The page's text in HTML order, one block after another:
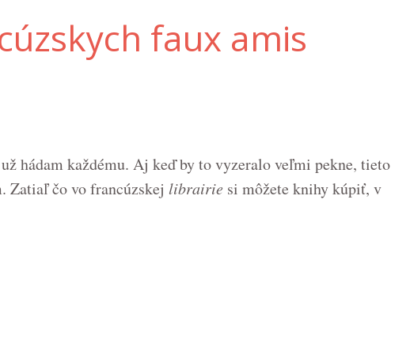
faux amis
hádam každému. Aj keď by to vyzeralo veľmi pekne, tieto
Zatiaľ čo vo francúzskej librairie si môžete knihy kúpiť, v